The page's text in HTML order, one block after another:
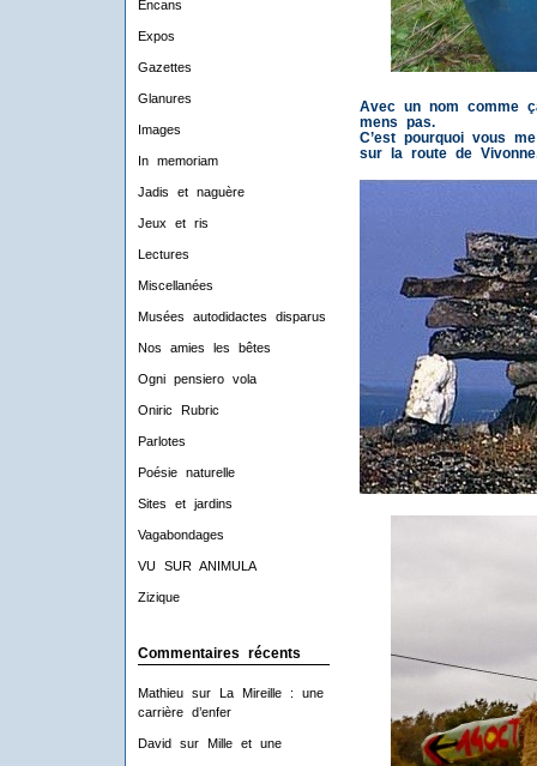
Encans
Expos
Gazettes
Glanures
Images
In memoriam
Jadis et naguère
Jeux et ris
Lectures
Miscellanées
Musées autodidactes disparus
Nos amies les bêtes
Ogni pensiero vola
Oniric Rubric
Parlotes
Poésie naturelle
Sites et jardins
Vagabondages
VU SUR ANIMULA
Zizique
Commentaires récents
Mathieusur
La Mireille : une
carrière d’enfer
David sur Mille et une
Avec un nom comme
mens pas.
C’est pourquoi vous
sur la route de